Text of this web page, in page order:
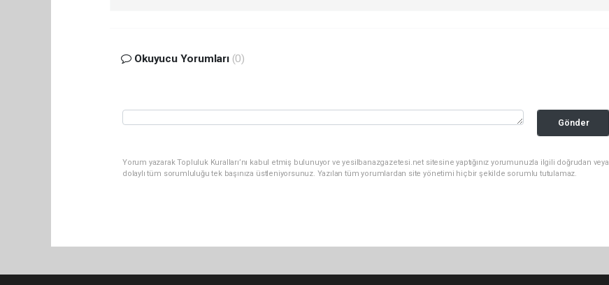
Okuyucu Yorumları (0)
Gönder
Yorum yazarak Topluluk Kuralları’nı kabul etmiş bulunuyor ve yesilbanazgazetesi.net sitesine yaptığınız yorumunuzla ilgili doğrudan veya
dolaylı tüm sorumluluğu tek başınıza üstleniyorsunuz. Yazılan tüm yorumlardan site yönetimi hiçbir şekilde sorumlu tutulamaz.